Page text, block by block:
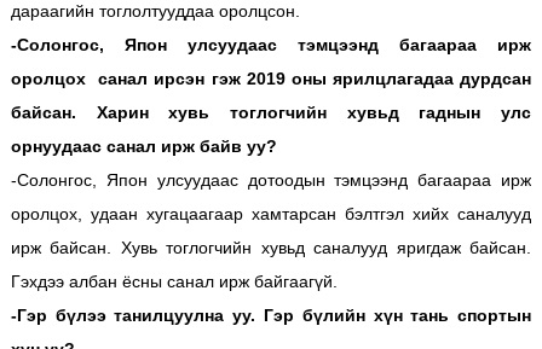
дараагийн тоглолтууддаа оролцсон.
-Солонгос, Япон улсуудаас тэмцээнд багаараа ирж
оролцох санал ирсэн гэж 2019 оны ярилцлагадаа дурдсан
байсан. Харин хувь тоглогчийн хувьд гаднын улс
орнуудаас санал ирж байв уу?
-Солонгос, Япон улсуудаас дотоодын тэмцээнд багаараа ирж
оролцох, удаан хугацаагаар хамтарсан бэлтгэл хийх саналууд
ирж байсан. Хувь тоглогчийн хувьд саналууд яригдаж байсан.
Гэхдээ албан ёсны санал ирж байгаагүй.
-Гэр бүлээ танилцуулна уу. Гэр бүлийн хүн тань спортын